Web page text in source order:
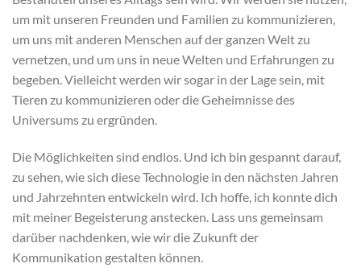
um mit unseren Freunden und Familien zu kommunizieren,
um uns mit anderen Menschen auf der ganzen Welt zu
vernetzen, und um uns in neue Welten und Erfahrungen zu
begeben. Vielleicht werden wir sogar in der Lage sein, mit
Tieren zu kommunizieren oder die Geheimnisse des
Universums zu ergründen.
Die Möglichkeiten sind endlos. Und ich bin gespannt darauf,
zu sehen, wie sich diese Technologie in den nächsten Jahren
und Jahrzehnten entwickeln wird. Ich hoffe, ich konnte dich
mit meiner Begeisterung anstecken. Lass uns gemeinsam
darüber nachdenken, wie wir die Zukunft der
Kommunikation gestalten können.